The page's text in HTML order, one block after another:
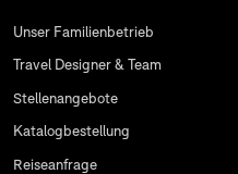
Unser Familienbetrieb
Travel Designer & Team
Stellenangebote
Katalogbestellung
Reiseanfrage